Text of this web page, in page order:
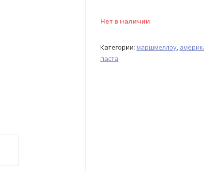
Нет в наличии
Категории: маршмеллоу,
паста